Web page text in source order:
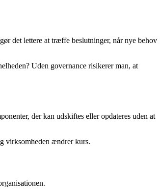
det lettere at træffe beslutninger, når nye behov
Uden governance risikerer man, at
der kan udskiftes eller opdateres uden at
virksomheden ændrer kurs.